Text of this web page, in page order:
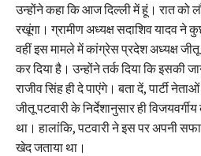
उन्होंने कहा कि आज दिल्ली में हूं। रात को
रखूंगा। ग्रामीण अध्यक्ष सदाशिव यादव ने
वहीं इस मामले में कांग्रेस प्रदेश अध्यक्ष
कर दिया है। उन्होंने तर्क दिया कि इसकी
राजीव सिंह ही दे पाएंगे। बता दें, पार्टी
जीतू पटवारी के निर्देशानुसार ही
था। हालांकि, पटवारी ने इस पर अपनी
खेद जताया था।